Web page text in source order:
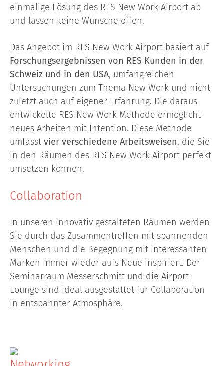
einmalige Lösung des RES New Work Airport ab
und lassen keine Wünsche offen.
Das Angebot im RES New Work Airport basiert auf
Forschungsergebnissen von RES Kunden in der
Schweiz und in den USA, umfangreichen
Untersuchungen zum Thema New Work und nicht
zuletzt auch auf eigener Erfahrung. Die daraus
entwickelte RES New Work Methode ermöglicht
neues Arbeiten mit Intention. Diese Methode
umfasst vier verschiedene Arbeitsweisen, die Sie
in den Räumen des RES New Work Airport perfekt
umsetzen können.
Collaboration
In unseren innovativ gestalteten Räumen werden
Sie durch das Zusammentreffen mit spannenden
Menschen und die Begegnung mit interessanten
Marken immer wieder aufs Neue inspiriert. Der
Seminarraum Messerschmitt und die Airport
Lounge sind ideal ausgestattet für Collaboration
in entspannter Atmosphäre.